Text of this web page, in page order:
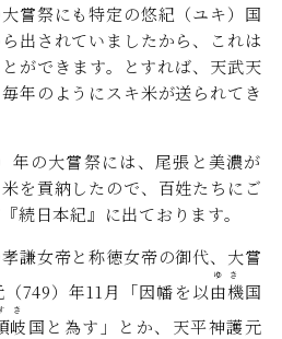
嘗祭にも特定の悠紀（ユキ）国
出されていましたから、これは
とができます。とすれば、天武天
年のようにスキ米が送られてき
年の大嘗祭には、尾張と美濃が
を貢納したので、百姓たちにご
続日本紀』に出ております。
謙女帝と称徳女帝の御代、大嘗
749）年11月「因幡を以由機
ゆき
国
岐
き
国と為す」とか、天平神護元